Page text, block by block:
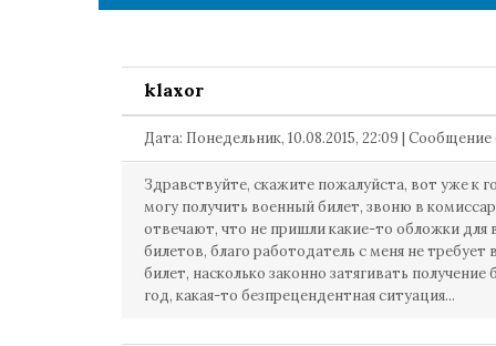
klaxor
Дата: Понедельник, 10.08.2015, 22:09 |
Здравствуйте, скажите пожалуйста, вот уже к
могу получить военный билет, звоню в
отвечают, что не пришли какие-то обложки для
билетов, благо работодатель с меня не требует
билет, насколько законно затягивать получение
год, какая-то безпрецендентная ситуация...